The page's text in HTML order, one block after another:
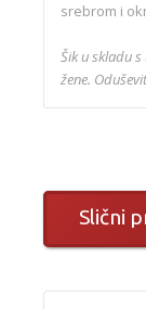
srebrom i
Šik u skladu
žene.
Slični